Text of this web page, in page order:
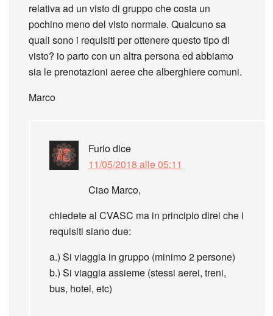
relativa ad un visto di gruppo che costa un
pochino meno del visto normale. Qualcuno sa
quali sono i requisiti per ottenere questo tipo di
visto? io parto con un altra persona ed abbiamo
sia le prenotazioni aeree che alberghiere comuni.
Marco
Furiodice
11/05/2018 alle 05:11
Ciao Marco,
chiedete al CVASC ma in principio direi che i
requisiti siano due:
a.) Si viaggia in gruppo (minimo 2 persone)
b.) Si viaggia assieme (stessi aerei, treni,
bus, hotel, etc)